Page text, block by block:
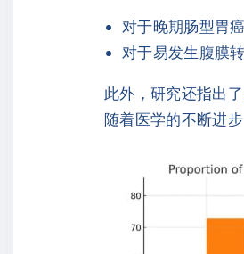
对于晚期肠型胃
对于易发生腹膜
此外，研究还指出
随着医学的不断进